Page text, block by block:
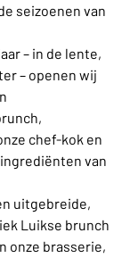
seizoenen van
– in de lente,
– openen wij
chef-kok en
van
uitgebreide,
Luikse brunch
onze brasserie,